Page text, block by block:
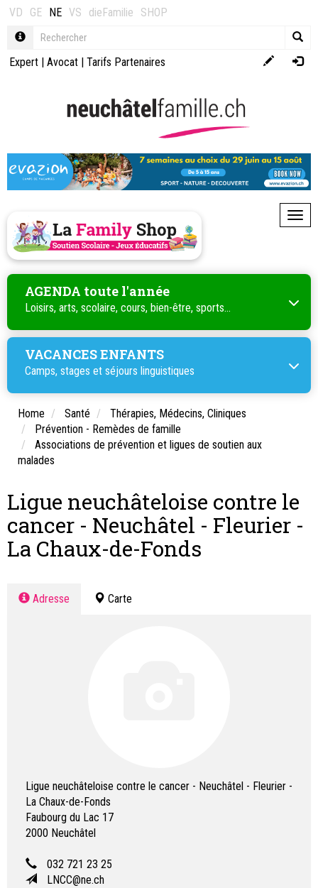
VD GE NE VS dieFamilie SHOP
Expert | Avocat | Tarifs Partenaires
AGENDA toute l'année
Loisirs, arts, scolaire, cours, bien-être, sports...
VACANCES ENFANTS
Camps, stages et séjours linguistiques
Home Santé
Thérapies, Médecins, Cliniques
Prévention - Remèdes de famille
Associations de prévention et ligues de soutien aux
malades
Ligue neuchâteloise contre le
cancer - Neuchâtel - Fleurier -
La Chaux-de-Fonds
Adresse Carte
Ligue neuchâteloise contre le cancer - Neuchâtel - Fleurier -
La Chaux-de-Fonds
Faubourg du Lac 17
2000 Neuchâtel
032 721 23 25
LNCC@ne.ch